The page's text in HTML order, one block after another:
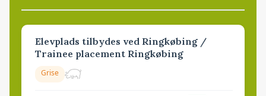
Elevplads tilbydes ved Ringkøbing /
Trainee placement Ringkøbing
Grise